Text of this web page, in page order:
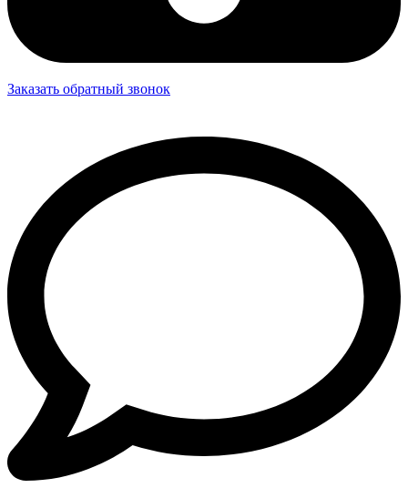
Заказать обратный звонок